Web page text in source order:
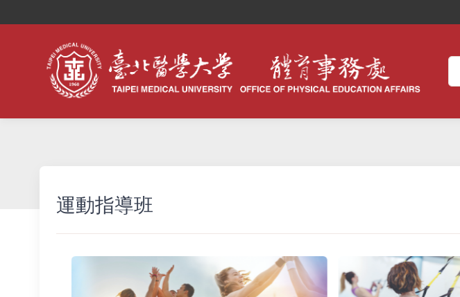
運動指導班